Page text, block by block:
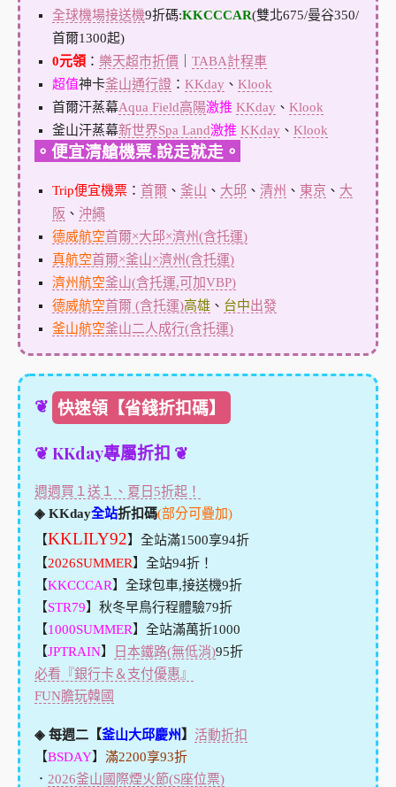
全球機場接送機9折碼:KKCCCAR(雙北675/曼谷350/
首爾1300起)
0元領： 樂天超市折價
TABA計程車
超值神卡釜山通行證： KKday 、 Klook
首爾汗蒸幕Aqua Field高陽激推 KKday 、 Klook
釜山汗蒸幕新世界Spa Land激推 KKday 、 Klook
。便宜清艙機票.說走就走。
Trip便宜機票： 首爾 、 釜山 、 大邱 、 清州 、 東京 、 大
阪 、 沖繩
德威航空首爾×大邱×濟州(含托運)
真航空首爾×釜山×濟州(含托運)
濟州航空釜山(含托運,可加VBP)
德威航空首爾 (含托運)高雄 、 台中出發
釜山航空釜山二人成行(含托運)
❦ 快速領【省錢折扣碼】
❦ KKday專屬折扣 ❦
週週買１送１、夏日5折起！
◈ KKday全站折扣碼(部分可疊加)
【KKLILY92】全站滿1500享94折
【2026SUMMER】全站94折！
【KKCCCAR】全球包車,接送機9折
【STR79】秋冬早鳥行程體驗79折
【1000SUMMER】全站滿萬折1000
【JPTRAIN】 日本鐵路(無低消)95折
必看『銀行卡＆支付優惠』
FUN膽玩韓國
◈ 每週二【釜山大邱慶州 】 活動折扣
【BSDAY】 滿2200享93折
． 2026釜山國際煙火節(S座位票)